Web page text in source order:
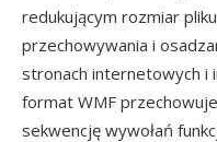
redukującym rozmiar
przechowywania i
stronach internetowych i
format WMF
sekwencję wywołań